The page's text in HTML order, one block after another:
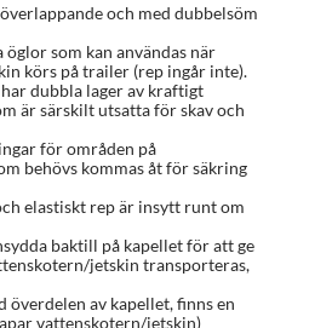
och med dubbelsöm
som kan användas när
körs på trailer (rep ingår inte).
dubbla lager av kraftigt
är särskilt utsatta för skav och
för områden på
behövs kommas åt för säkring
elastiskt rep är insytt runt om
baktill på kapellet för att ge
jetskin transporteras,
överdelen av kapellet, finns en
vattenskotern/jetskin)